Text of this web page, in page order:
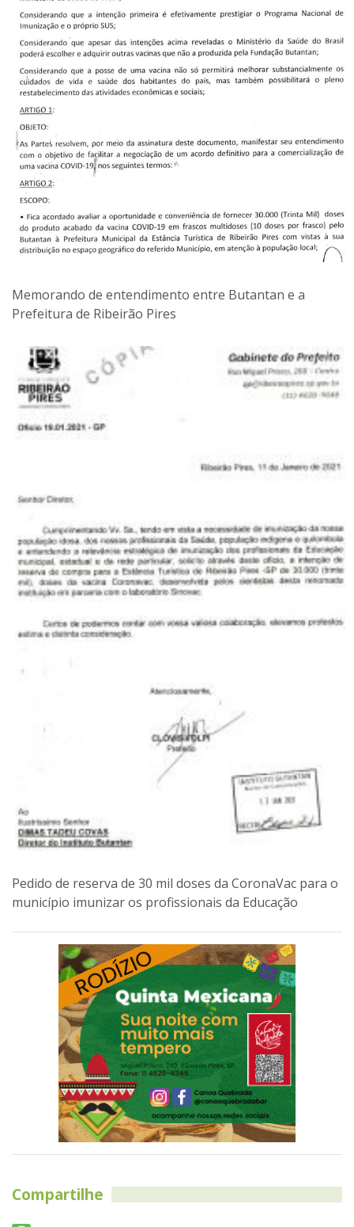
Memorando de entendimento entre Butantan e a
Prefeitura de Ribeirão Pires
Pedido de reserva de 30 mil doses da CoronaVac para o
município imunizar os profissionais da Educação
Compartilhe